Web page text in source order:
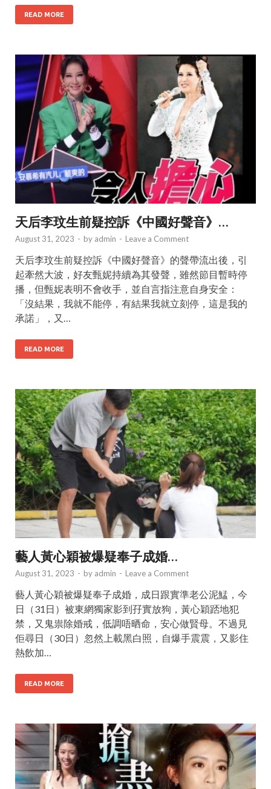
READ MORE
天后李玟生前疑控訴《中國好聲音》…
August 31, 2023 - by admin - Leave a Comment
天后李玟生前疑控訴《中國好聲音》的聲帶流出後，引
起牽然大波，好友甄妮持續為其發聲，雖然節目暫時停
播，但甄妮表明不會收手，並自言指注意自身安全：
「沒結果，我就不能停，有結果我就立刻停，這是我的
承諾」，又…
READ MORE
藝人黃心穎被爆疑奉子成婚…
August 31, 2023 - by admin - Leave a Comment
藝人黃心穎被爆疑奉子成婚，成日跟實準老公泥鯭，今
日（31日）被東網獨家影到孖實放狗，黃心穎踎地犯
禁，又鬼祟除婚戒，低調唔晒命，安心做賢母。不過見
佢尋日（30日）忽然上載黑白照，自爆手震震，又影住
熱飲加…
READ MORE